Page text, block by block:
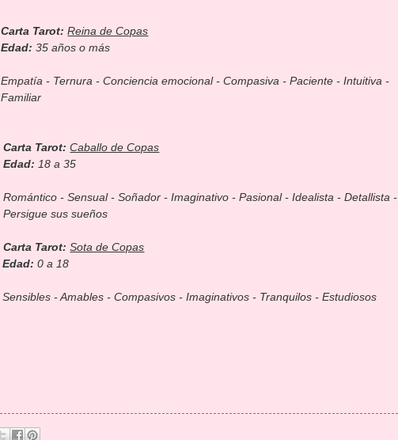
Carta Tarot:Reina de Copas
Edad:35 años o más
Empatía - Ternura - Conciencia emocional - Compasiva - Paciente - Intuitiva -
Familiar
Carta Tarot:Caballo de Copas
Edad:18 a 35
Romántico - Sensual - Soñador - Imaginativo - Pasional - Idealista - Detallista -
Persigue sus sueños
Carta Tarot: Sota de Copas
Edad: 0 a 18
Sensibles - Amables - Compasivos - Imaginativos - Tranquilos - Estudiosos